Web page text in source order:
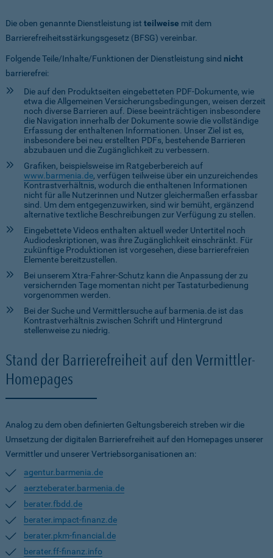
Die oben genannte Dienstleistung ist teilweise mit dem
Barrierefreiheitsstärkungsgesetz (BFSG) vereinbar.
Folgende Teile/Inhalte/Funktionen der Dienstleistung sind nicht
barrierefrei:
Die auf den Produktseiten eingebetteten PDF-Dokumente, wie
etwa die Allgemeinen Versicherungsbedingungen, weisen derzeit
noch diverse Barrieren auf. Diese beeinträchtigen insbesondere
die Navigation innerhalb der Dokumente sowie die vollständige
Erfassung der enthaltenen Informationen. Unser Ziel ist es,
insbesondere bei neu erstellten PDFs, bestehende Barrieren
abzubauen und die Zugänglichkeit zu verbessern.
Grafiken, beispielsweise im Ratgeberbereich auf
www.barmenia.de, verfügen teilweise über ein unzureichendes
Kontrastverhältnis, wodurch die enthaltenen Informationen
nicht für alle Nutzerinnen und Nutzer gleichermaßen erfassbar
sind. Um dem entgegenzuwirken, sind wir bemüht, ergänzend
alternative textliche Beschreibungen zur Verfügung zu stellen.
Eingebettete Videos enthalten aktuell weder Untertitel noch
Audiodeskriptionen, was ihre Zugänglichkeit einschränkt. Für
zukünftige Produktionen ist vorgesehen, diese barrierefreien
Elemente bereitzustellen.
Bei unserem Xtra-Fahrer-Schutz kann die Anpassung der zu
versichernden Tage momentan nicht per Tastaturbedienung
vorgenommen werden.
Bei der Suche und Vermittlersuche auf barmenia.de ist das
Kontrastverhältnis zwischen Schrift und Hintergrund
stellenweise zu niedrig.
Stand der Barrierefreiheit auf den Vermittler-
Homepages
Analog zu dem oben definierten Geltungsbereich streben wir die
Umsetzung der digitalen Barrierefreiheit auf den Homepages unserer
Vermittler und unserer Vertriebsorganisationen an:
agentur.barmenia.de
aerzteberater.barmenia.de
berater.fbdd.de
berater.impact-finanz.de
berater.pkm-financial.de
berater.ff-finanz.info